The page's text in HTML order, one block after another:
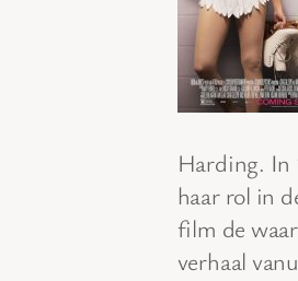
Harding. In
haar rol in
film de
verhaal